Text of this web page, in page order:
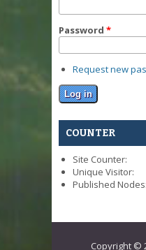
Password *
Request new
COUNTER
Site Counter:
Unique Visitor:
Published Nodes:
Copyright ©